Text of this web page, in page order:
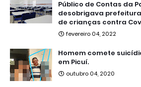
Público de Contas da
desobrigava
de crianças contra
fevereiro 04, 2022
Homem comete
em Picuí.
outubro 04, 2020